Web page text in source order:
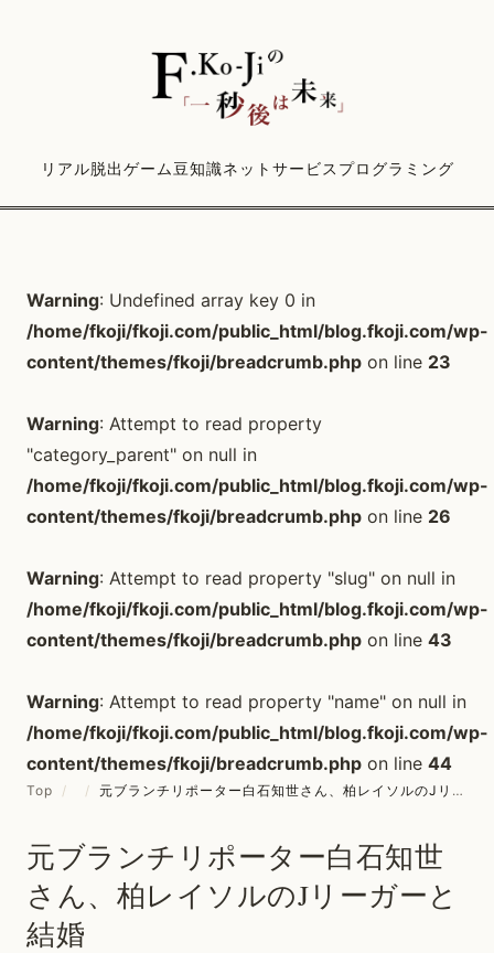
リアル脱出ゲーム豆知識ネットサービス プログラミング
Warning: Undefined array key 0 in
/home/fkoji/fkoji.com/public_html/blog.fkoji.com/wp-
content/themes/fkoji/breadcrumb.php on line 23
Warning: Attempt to read property
"category_parent" on null in
/home/fkoji/fkoji.com/public_html/blog.fkoji.com/wp-
content/themes/fkoji/breadcrumb.php on line 26
Warning: Attempt to read property "slug" on null in
/home/fkoji/fkoji.com/public_html/blog.fkoji.com/wp-
content/themes/fkoji/breadcrumb.php on line 43
Warning: Attempt to read property "name" on null in
/home/fkoji/fkoji.com/public_html/blog.fkoji.com/wp-
content/themes/fkoji/breadcrumb.php on line 44
Top / / 元ブランチリポーター白石知世さん、柏レイソルのJリーガーと結婚
元ブランチリポーター白石知世
さん、柏レイソルのJリーガーと
結婚